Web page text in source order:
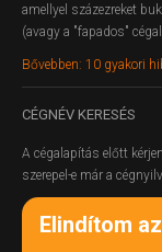
amellyel százezreket
(avagy a "fapados"
Bővebben: 10 gyakori
CÉGNÉV KERESÉS
A cégalapítás előtt
szerepel-e már a
Elindítom